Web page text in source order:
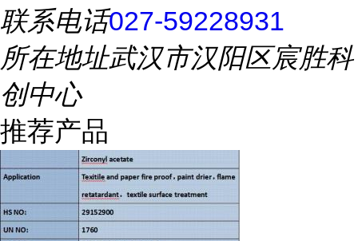
联系电话027-59228931
所在地址武汉市汉阳区宸胜科
创中心
推荐产品